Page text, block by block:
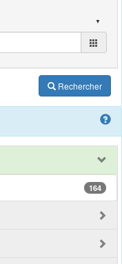
Rechercher
164